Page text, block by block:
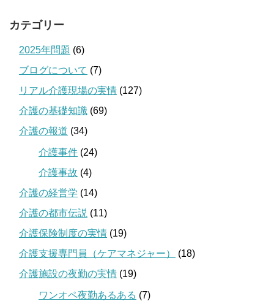
カテゴリー
2025年問題 (6)
ブログについて (7)
リアル介護現場の実情 (127)
介護の基礎知識 (69)
介護の報道 (34)
介護事件 (24)
介護事故 (4)
介護の経営学 (14)
介護の都市伝説 (11)
介護保険制度の実情 (19)
介護支援専門員（ケアマネジャー）
(18)
介護施設の夜勤の実情 (19)
ワンオペ夜勤あるある (7)